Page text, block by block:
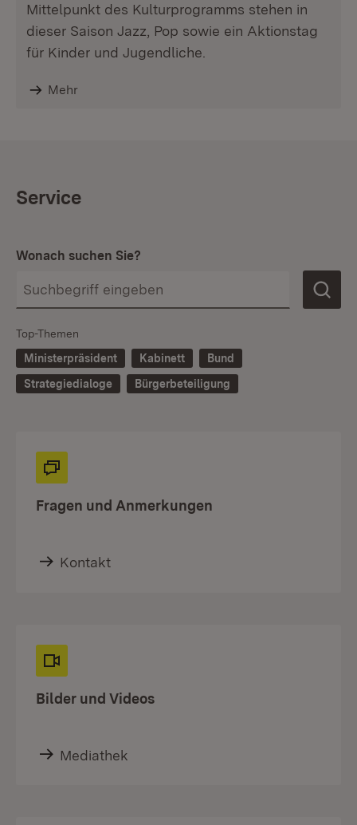
Mittelpunkt des Kulturprogramms stehen in
dieser Saison Jazz, Pop sowie ein Aktionstag
für Kinder und Jugendliche.
Mehr
Service
Wonach suchen Sie?
Top-Themen
Ministerpräsident
Kabinett
Bund
Strategiedialoge
Bürgerbeteiligung
Fragen und Anmerkungen
Kontakt
Bilder und Videos
Mediathek